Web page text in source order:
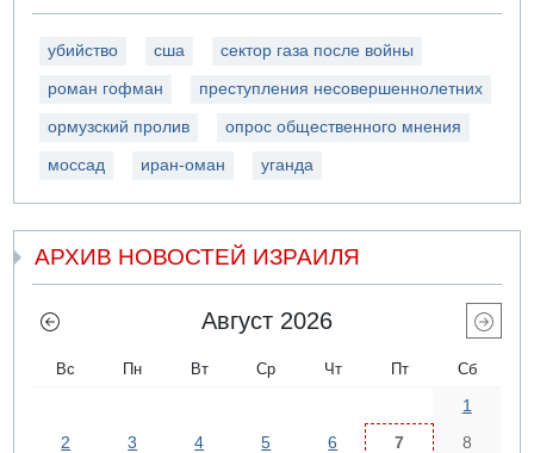
убийство сша сектор газа после войны
роман гофман преступления несовершеннолетних
ормузский пролив опрос общественного мнения
моссад иран-оман уганда
АРХИВ НОВОСТЕЙ ИЗРАИЛЯ
Август 2026
Вс Пн Вт Ср Чт Пт Сб
1
2
3 4 5 6 7
8